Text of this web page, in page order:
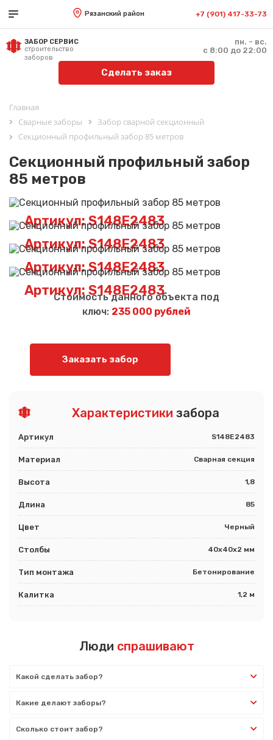
Рязанский район +7 (901) 417-33-73
ЗАБОР СЕРВИС
строительство
заборов
пн. - вс.
с 8:00 до 22:00
Сделать заказ
Главная
Сварные заборы
Забор сварной секционный
Секционный профильный забор 85 метров
Секционный профильный забор
85 метров
Артикул: S148E2483
Артикул: S148E2483
Артикул: S148E2483
Артикул: S148E2483
Стоимость данного объекта под
ключ: 235 000 рублей
Заказать забор
Характеристики забора
Артикул S148E2483
Материал Сварная секция
Высота 1,8
Длина 85
Цвет Черный
Столбы 40х40х2 мм
Тип монтажа Бетонирование
Калитка 1,2 м
Люди спрашивают
Какой сделать забор?
Какие делают заборы?
Сколько стоит забор?